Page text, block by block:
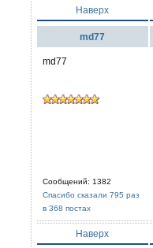
Наверх
md77
md77
Сообщений: 1382
Спасибо сказали 795 раз
в 368 постах
Наверх